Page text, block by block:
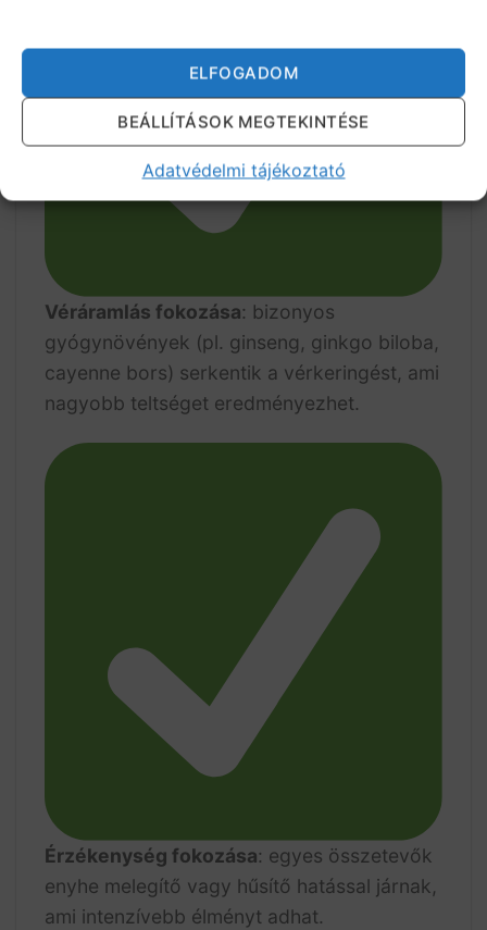
ELFOGADOM
BEÁLLÍTÁSOK MEGTEKINTÉSE
Adatvédelmi tájékoztató
Véráramlás fokozása: bizonyos
gyógynövények (pl. ginseng, ginkgo biloba,
cayenne bors) serkentik a vérkeringést, ami
nagyobb teltséget eredményezhet.
Érzékenység fokozása: egyes összetevők
enyhe melegítő vagy hűsítő hatással járnak,
ami intenzívebb élményt adhat.